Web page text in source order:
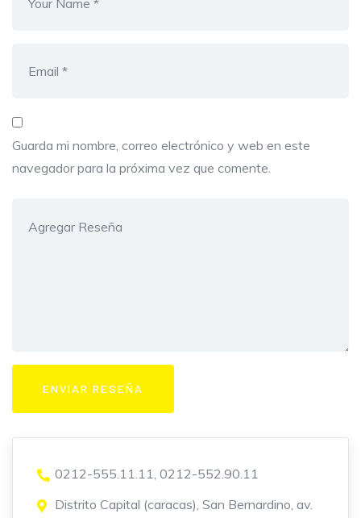
Guarda mi nombre, correo electrónico y web en este
navegador para la próxima vez que comente.
0212-555.11.11, 0212-552.90.11
Distrito Capital (caracas), San Bernardino, av.